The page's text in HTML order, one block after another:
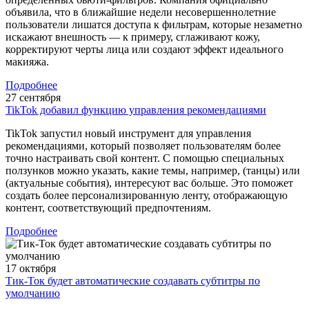
объявила, что в ближайшие недели несовершеннолетние
пользователи лишатся доступа к фильтрам, которые незаметно
искажают внешность — к примеру, сглаживают кожу,
корректируют черты лица или создают эффект идеального
макияжа.
Подробнее
27 сентября
TikTok добавил функцию управления рекомендациями
TikTok запустил новый инструмент для управления
рекомендациями, который позволяет пользователям более
точно настраивать свой контент. С помощью специальных
ползунков можно указать, какие темы, например, (танцы) или
(актуальные события), интересуют вас больше. Это поможет
создать более персонализированную ленту, отображающую
контент, соответствующий предпочтениям.
Подробнее
17 октября
Тик-Ток будет автоматические создавать субтитры по
умолчанию